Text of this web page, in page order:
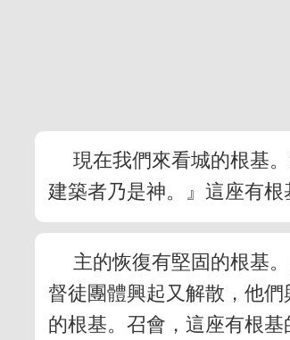
現在我們來看城的根基
建築者乃是神。』這座有根
主的恢復有堅固的根基
督徒團體興起又解散，他
的根基。召會，這座有根